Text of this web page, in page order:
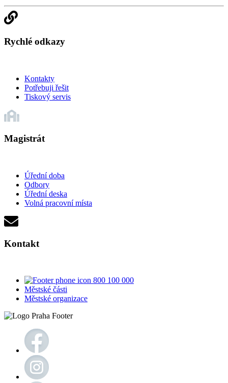
Rychlé odkazy
Kontakty
Potřebuji řešit
Tiskový servis
Magistrát
Úřední doba
Odbory
Úřední deska
Volná pracovní místa
Kontakt
800 100 000
Městské části
Městské organizace